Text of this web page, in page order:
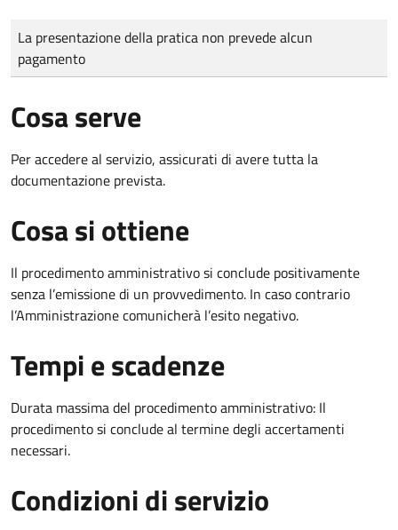
Tipo di pagamento
Importo
La presentazione della pratica non prevede alcun
pagamento
Cosa serve
Per accedere al servizio, assicurati di avere tutta la
documentazione prevista.
Cosa si ottiene
Il procedimento amministrativo si conclude positivamente
senza l’emissione di un provvedimento. In caso contrario
l’Amministrazione comunicherà l’esito negativo.
Tempi e scadenze
Durata massima del procedimento amministrativo: Il
procedimento si conclude al termine degli accertamenti
necessari.
Condizioni di servizio